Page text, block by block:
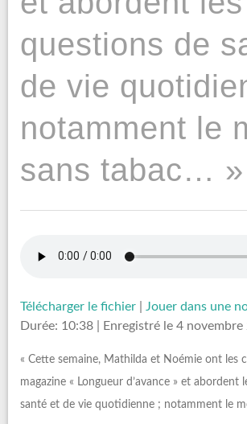
questions de
de vie
notamment le
sans tabac… »
Télécharger le fichier Jouer dans une
Durée: 10:38
Enregistré le 4 novembre
« Cette semaine, Mathilda et Noémie ont les
magazine « Longueur d’avance » et abordent
santé et de vie quotidienne ; notamment le